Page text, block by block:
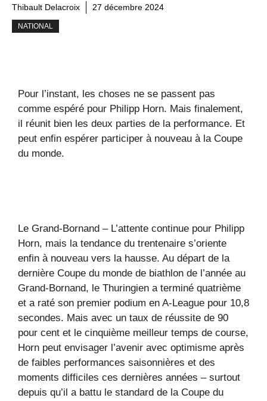
Thibault Delacroix 27 décembre 2024
NATIONAL
Pour l’instant, les choses ne se passent pas
comme espéré pour Philipp Horn. Mais finalement,
il réunit bien les deux parties de la performance. Et
peut enfin espérer participer à nouveau à la Coupe
du monde.
Le Grand-Bornand – L’attente continue pour Philipp
Horn, mais la tendance du trentenaire s’oriente
enfin à nouveau vers la hausse. Au départ de la
dernière Coupe du monde de biathlon de l’année au
Grand-Bornand, le Thuringien a terminé quatrième
et a raté son premier podium en A-League pour 10,8
secondes. Mais avec un taux de réussite de 90
pour cent et le cinquième meilleur temps de course,
Horn peut envisager l’avenir avec optimisme après
de faibles performances saisonnières et des
moments difficiles ces dernières années – surtout
depuis qu’il a battu le standard de la Coupe du